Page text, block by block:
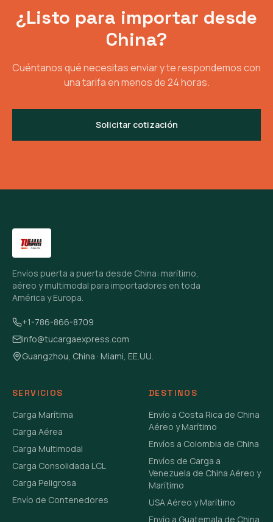
¿Listo para importar desde
China?
Cuéntanos qué necesitas enviar y te respondemos con
una tarifa en menos de 24 horas.
Solicitar cotización
Envíos puerta a puerta desde China: marítimo,
aéreo y multimodal para importadores en toda
América y Europa.
+1-786-866-8709
info@tucargaexpress.com
Guangzhou, China · Miami, EE.UU.
SERVICIOS
Carga Marítima
Carga Aérea
Carga Multimodal
Carga Consolidada LCL
Carga Peligrosa
Envío de Contenedores
DESTINOS
Envío a Costa Rica de China
Aéreo y Marítimo
Envíos a Colombia de China
Envíos de Carga a
Venezuela de China Aéreo y
Marítimo
USA Aéreo y Marítimo
Envío a Guatemala de China